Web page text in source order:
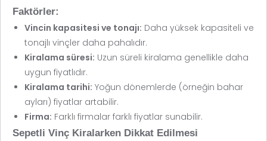
Faktörler:
Vincin kapasitesi ve tonajı: Daha yüksek kapasiteli ve
tonajlı vinçler daha pahalıdır.
Kiralama süresi: Uzun süreli kiralama genellikle daha
uygun fiyatlıdır.
Kiralama tarihi: Yoğun dönemlerde (örneğin bahar
ayları) fiyatlar artabilir.
Firma: Farklı firmalar farklı fiyatlar sunabilir.
Sepetli Vinç Kiralarken Dikkat Edilmesi